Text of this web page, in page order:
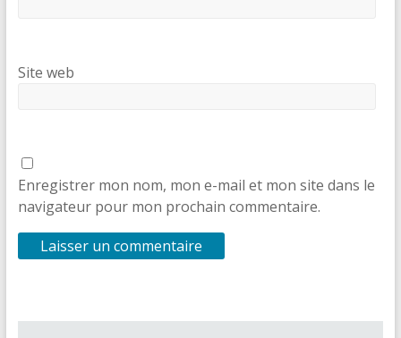
Site web
Enregistrer mon nom, mon e-mail et mon site dans le
navigateur pour mon prochain commentaire.